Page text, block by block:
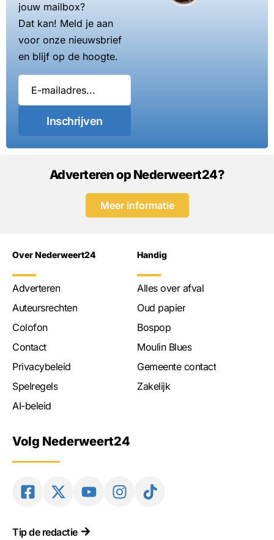
jouw mailbox?
Dat kan! Meld je aan
voor onze nieuwsbrief
en blijf op de hoogte.
Inschrijven
Adverteren op Nederweert24?
Meer informatie
Over Nederweert24
Adverteren
Auteursrechten
Colofon
Contact
Privacybeleid
Spelregels
AI-beleid
Handig
Alles over afval
Oud papier
Bospop
Moulin Blues
Gemeente contact
Zakelijk
Volg Nederweert24
Tip de redactie